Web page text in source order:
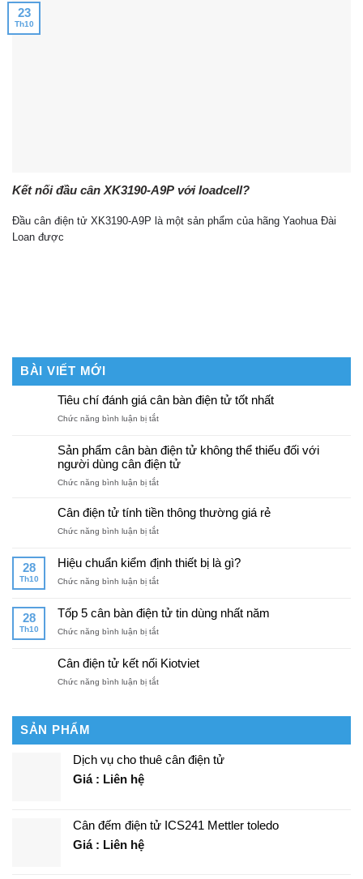
Kết nối đầu cân XK3190-A9P với loadcell?
Đầu cân điện tử XK3190-A9P là một sản phẩm của hãng Yaohua Đài
Loan được
23
Th10
BÀI VIẾT MỚI
Tiêu chí đánh giá cân bàn điện tử tốt nhất
Chức năng bình luận bị tắtở
chí
đánh
giá
cân
điện
tốt
Sản phẩm cân bàn điện tử không thể thiếu đối với
người dùng cân điện tử
Chức năng bình luận bị tắtở
phẩm
bàn
tử
thể
đối
cân
Cân điện tử tính tiền thông thường giá rẻ
Chức năng bình luận bị tắtở
điện
tử
tính
thông
giá
28
Th10
Hiệu chuẩn kiểm định thiết bị là gì?
Chức năng bình luận bị tắtở
chuẩn
kiểm
định
bị
gì?
28
Th10
Tốp 5 cân bàn điện tử tin dùng nhất năm
Chức năng bình luận bị tắtở
5
cân
bàn
năm
Cân điện tử kết nối Kiotviet
Chức năng bình luận bị tắtở
nối
Kiotviet
SẢN PHẨM
Dịch vụ cho thuê cân điện tử
Giá : Liên hệ
Cân đếm điện tử ICS241 Mettler toledo
Giá : Liên hệ